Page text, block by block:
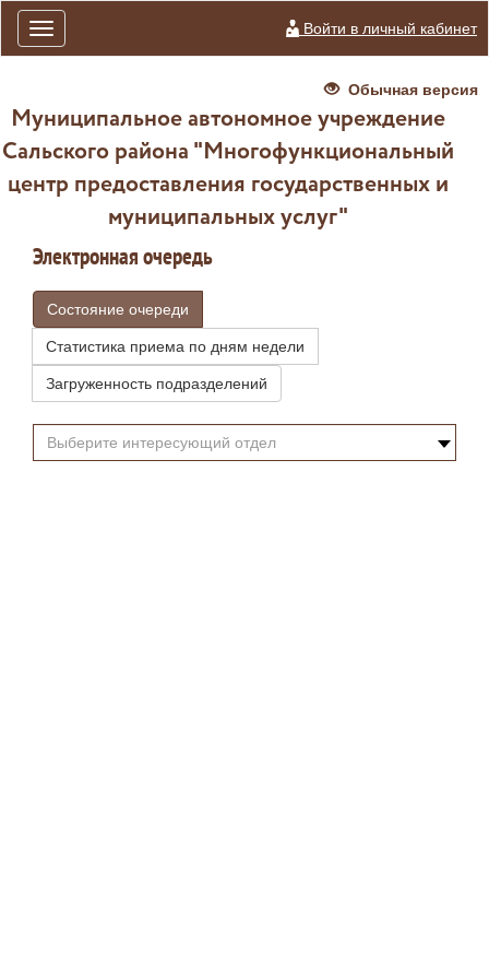
Toggle
navigation
Войти в личный кабинет
Обычная версия
Муниципальное автономное учреждение
Сальского района "Многофункциональный
центр предоставления государственных и
муниципальных услуг"
Электронная очередь
Состояние очереди
Статистика приема по дням недели
Загруженность подразделений
Выберите интересующий отдел